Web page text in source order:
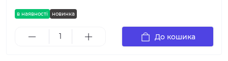
в наявності новинка
До кошика